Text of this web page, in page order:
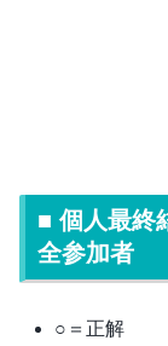
■ 個人最終
全参加者
○＝正解